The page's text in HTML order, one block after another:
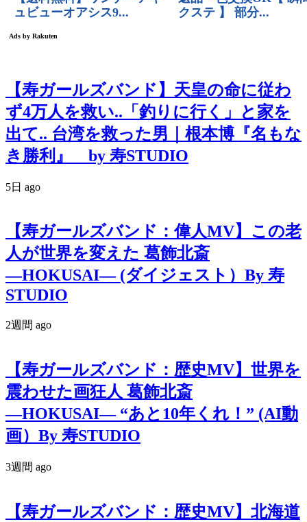
【寿ガールズバンド】天皇の命に従わ
ず4万人を救い..「釣りに行く」と家を
出て.. 台湾を救った男｜根本博『名もな
き勝利』 by 寿STUDIO
5日 ago
【寿ガールズバンド：偉人MV】この老
人が世界を変えた 葛飾北斎
―HOKUSAI― (ダイジェスト）By 寿
STUDIO
2週間 ago
【寿ガールズバンド：歴史MV】世界を
震わせた画狂人 葛飾北斎
―HOKUSAI― “あと10年くれ！” (AI動
画）By 寿STUDIO
3週間 ago
【寿ガールズバンド：歴史MV】北海道